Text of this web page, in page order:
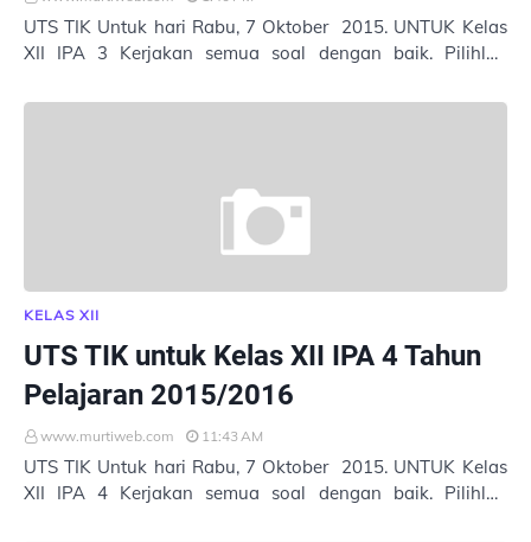
UTS TIK Untuk hari Rabu, 7 Oktober 2015. UNTUK Kelas
XII IPA 3 Kerjakan semua soal dengan baik. Pilihlah
KELAS XII
UTS TIK untuk Kelas XII IPA 4 Tahun
Pelajaran 2015/2016
www.murtiweb.com 11:43 AM
UTS TIK Untuk hari Rabu, 7 Oktober 2015. UNTUK Kelas
XII IPA 4 Kerjakan semua soal dengan baik. Pilihlah